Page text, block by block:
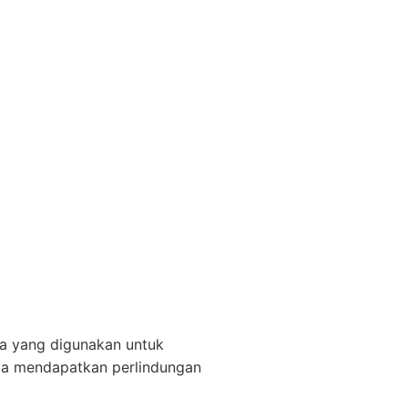
yang digunakan untuk
mendapatkan perlindungan